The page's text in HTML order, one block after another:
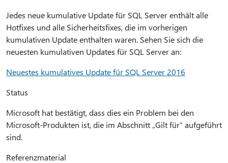
Jedes neue kumulative Update für SQL Server enthält alle
Hotfixes und alle Sicherheitsfixes, die im vorherigen
kumulativen Update enthalten waren. Sehen Sie sich die
neuesten kumulativen Updates für SQL Server an:
Neuestes kumulatives Update für SQL Server 2016
Status
Microsoft hat bestätigt, dass dies ein Problem bei den
Microsoft-Produkten ist, die im Abschnitt „Gilt für“ aufgeführt
sind.
Referenzmaterial